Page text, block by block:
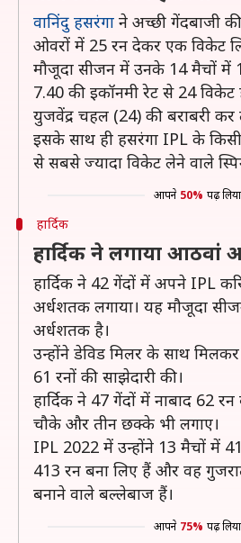
वानिंदु हसरंगा ने अच्छी गेंदबाजी
ओवरों में 25 रन देकर एक विकेट
मौजूदा सीजन में उनके 14 मैचों
7.40 की इकॉनमी रेट से 24 विकेट
युजवेंद्र चहल (24) की बराबरी कर
इसके साथ ही हसरंगा IPL के
से सबसे ज्यादा विकेट लेने वाले
आपने 50% पढ़
हार्दिक
हार्दिक ने लगाया आठवां
हार्दिक ने 42 गेंदों में अपने IPL
अर्धशतक लगाया। यह मौजूदा
अर्धशतक है।
उन्होंने डेविड मिलर के साथ
61 रनों की साझेदारी की।
हार्दिक ने 47 गेंदों में नाबाद 62
चौके और तीन छक्के भी लगाए।
IPL 2022 में उन्होंने 13 मैचों में
413 रन बना लिए हैं और वह
बनाने वाले बल्लेबाज हैं।
आपने 75% पढ़